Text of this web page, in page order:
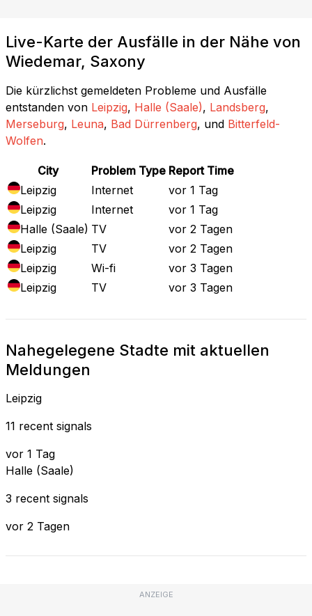
Live-Karte der Ausfälle in der Nähe von
Wiedemar, Saxony
Die kürzlichst gemeldeten Probleme und Ausfälle
entstanden von Leipzig, Halle (Saale), Landsberg,
Merseburg, Leuna, Bad Dürrenberg, und Bitterfeld-
Wolfen.
City Problem Type Report Time
Leipzig
Internet
vor 1 Tag
Leipzig
Internet
vor 1 Tag
Halle (Saale) TV
vor 2 Tagen
Leipzig
TV
vor 2 Tagen
Leipzig
Wi-fi
vor 3 Tagen
Leipzig
TV vor 3 Tagen
Nahegelegene Stadte mit aktuellen
Meldungen
Leipzig
11 recent signals
vor 1 Tag
Halle (Saale)
3 recent signals
vor 2 Tagen
ANZEIGE